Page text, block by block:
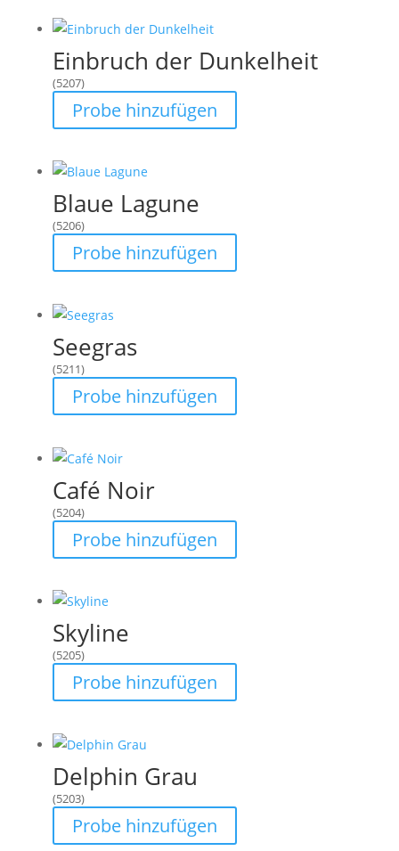
Einbruch der Dunkelheit
(5207)
Probe hinzufügen
Blaue Lagune
(5206)
Probe hinzufügen
Seegras
(5211)
Probe hinzufügen
Café Noir
(5204)
Probe hinzufügen
Skyline
(5205)
Probe hinzufügen
Delphin Grau
(5203)
Probe hinzufügen